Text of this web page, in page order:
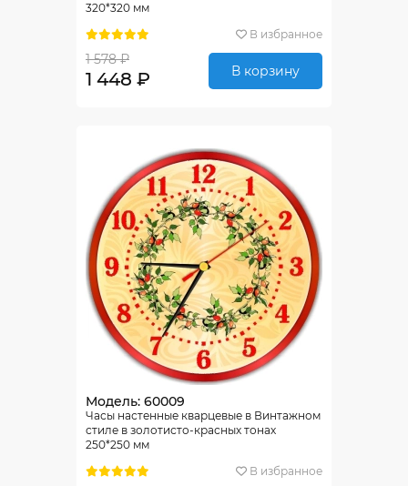
320*320 мм
В избранное
1 578 ₽
1 448 ₽ В корзину
Модель: 60009
Часы настенные кварцевые в Винтажном
стиле в золотисто-красных тонах
250*250 мм
В избранное